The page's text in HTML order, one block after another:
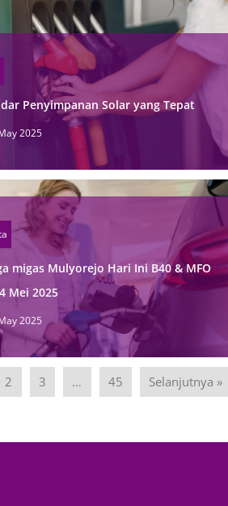
Penyimpanan Solar yang Tepat
2025
migas Mulyorejo Hari Ini B40 & MFO
Mei 2025
2025
2 3 … 45 Selanjutnya »